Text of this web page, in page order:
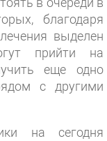
благодаря
выделен
прийти на
еще одно
с другими
на сегодня